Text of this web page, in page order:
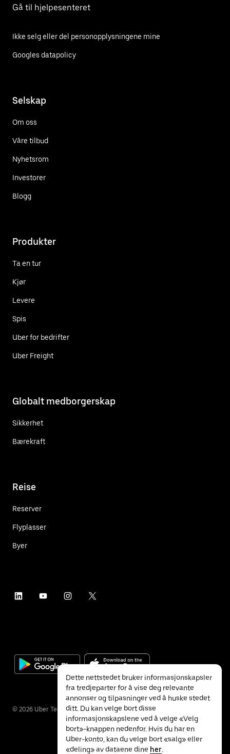
Gå til hjelpesenteret
Ikke selg eller del personopplysningene mine
Googles datapolicy
Selskap
Om oss
Våre tilbud
Nyhetsrom
Investorer
Blogg
Produkter
Ta en tur
Kjør
Levere
Spis
Uber for bedrifter
Uber Freight
Globalt medborgerskap
Sikkerhet
Bærekraft
Reise
Reserver
Flyplasser
Byer
© 2026 Uber Technologies Inc.
Dette nettstedet bruker informasjonskapsler
fra tredjeparter for å vise deg relevante
annonser og tilpasninger ved å huske stedet
ditt. Du kan velge bort disse
informasjonskapslene ved å velge «Velg
bort»-knappen nedenfor. Hvis du har en
Uber-konto, kan du velge bort «salg» eller
«deling» av dataene dine her.